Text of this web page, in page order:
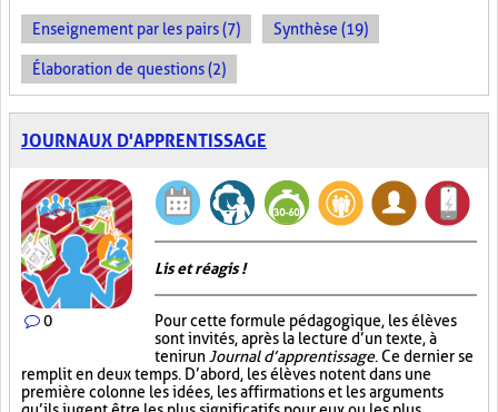
Enseignement par les pairs (7) Synthèse (19)
Élaboration de questions (2)
JOURNAUX D'APPRENTISSAGE
0
Lis et réagis !
Pour cette formule pédagogique, les élèves
sont invités, après la lecture d’un texte, à
tenir un Journal d’apprentissage. Ce dernier se
remplit en deux temps. D’abord, les élèves notent dans une
première colonne les idées, les affirmations et les arguments